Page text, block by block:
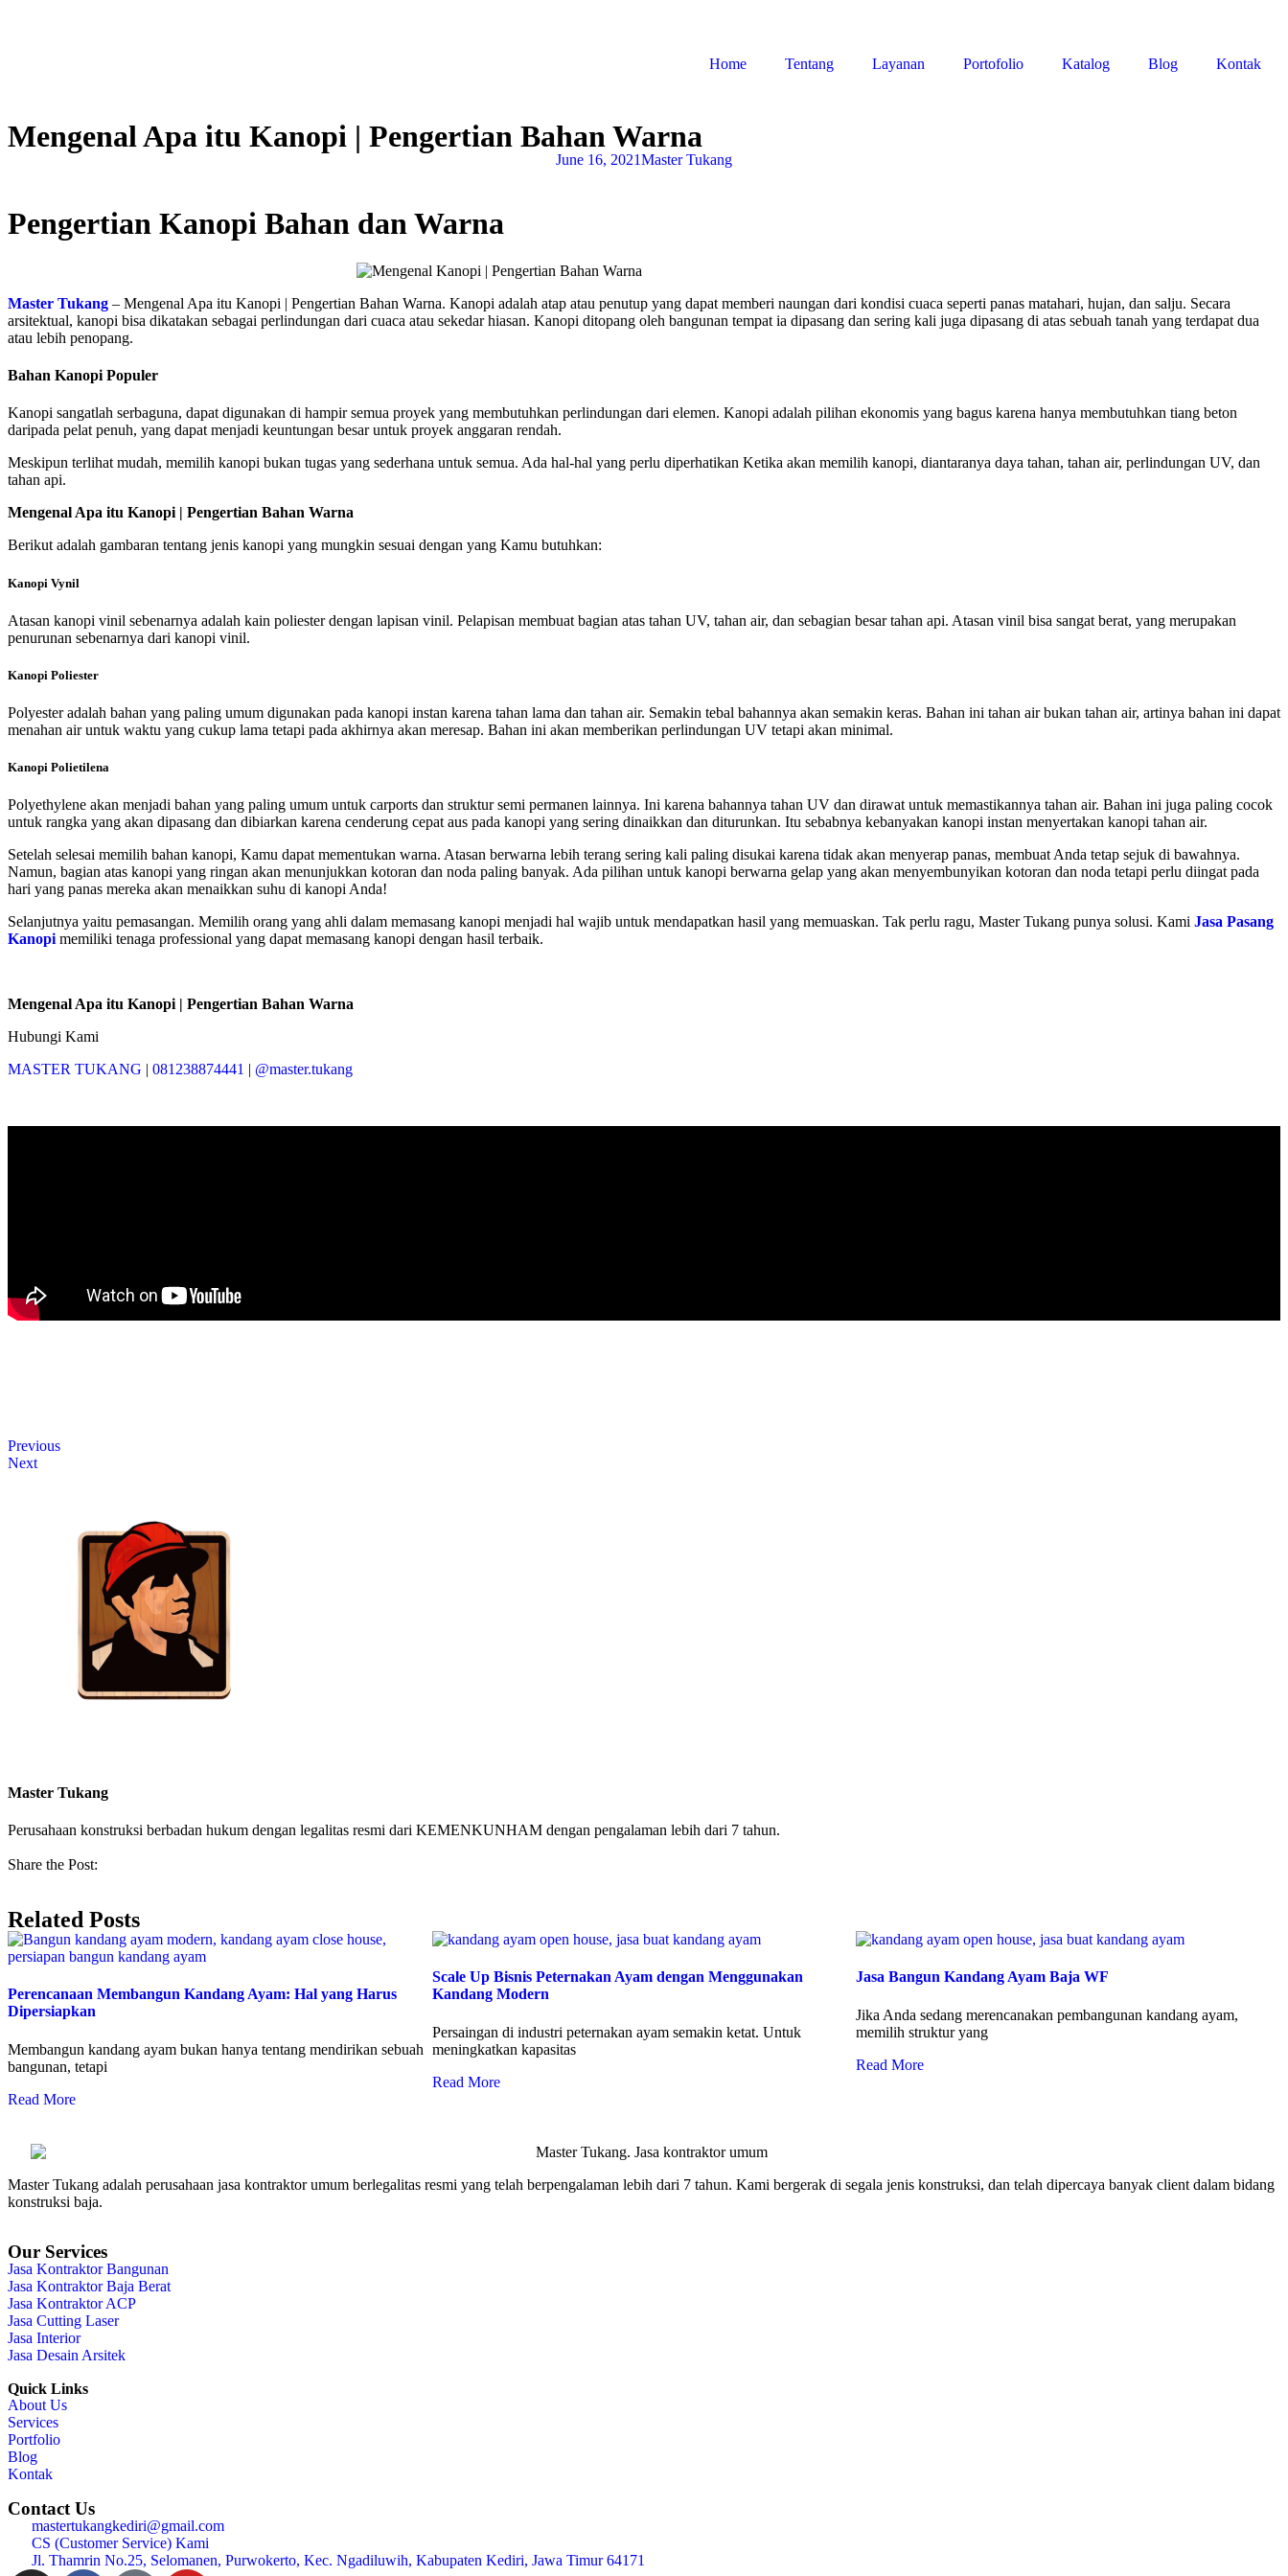
Home Tentang Layanan Portofolio Katalog Blog Kontak
Mengenal Apa itu Kanopi | Pengertian Bahan Warna
June 16, 2021Master Tukang
Pengertian Kanopi Bahan dan Warna
Master Tukang – Mengenal Apa itu Kanopi | Pengertian Bahan Warna. Kanopi adalah atap atau penutup yang dapat memberi naungan dari kondisi cuaca seperti panas matahari, hujan, dan salju. Secara
arsitektual, kanopi bisa dikatakan sebagai perlindungan dari cuaca atau sekedar hiasan. Kanopi ditopang oleh bangunan tempat ia dipasang dan sering kali juga dipasang di atas sebuah tanah yang terdapat dua
atau lebih penopang.
Bahan Kanopi Populer
Kanopi sangatlah serbaguna, dapat digunakan di hampir semua proyek yang membutuhkan perlindungan dari elemen. Kanopi adalah pilihan ekonomis yang bagus karena hanya membutuhkan tiang beton
daripada pelat penuh, yang dapat menjadi keuntungan besar untuk proyek anggaran rendah.
Meskipun terlihat mudah, memilih kanopi bukan tugas yang sederhana untuk semua. Ada hal-hal yang perlu diperhatikan Ketika akan memilih kanopi, diantaranya daya tahan, tahan air, perlindungan UV, dan
tahan api.
Mengenal Apa itu Kanopi | Pengertian Bahan Warna
Berikut adalah gambaran tentang jenis kanopi yang mungkin sesuai dengan yang Kamu butuhkan:
Kanopi Vynil
Atasan kanopi vinil sebenarnya adalah kain poliester dengan lapisan vinil. Pelapisan membuat bagian atas tahan UV, tahan air, dan sebagian besar tahan api. Atasan vinil bisa sangat berat, yang merupakan
penurunan sebenarnya dari kanopi vinil.
Kanopi Poliester
Polyester adalah bahan yang paling umum digunakan pada kanopi instan karena tahan lama dan tahan air. Semakin tebal bahannya akan semakin keras. Bahan ini tahan air bukan tahan air, artinya bahan ini dapat
menahan air untuk waktu yang cukup lama tetapi pada akhirnya akan meresap. Bahan ini akan memberikan perlindungan UV tetapi akan minimal.
Kanopi Polietilena
Polyethylene akan menjadi bahan yang paling umum untuk carports dan struktur semi permanen lainnya. Ini karena bahannya tahan UV dan dirawat untuk memastikannya tahan air. Bahan ini juga paling cocok
untuk rangka yang akan dipasang dan dibiarkan karena cenderung cepat aus pada kanopi yang sering dinaikkan dan diturunkan. Itu sebabnya kebanyakan kanopi instan menyertakan kanopi tahan air.
Setelah selesai memilih bahan kanopi, Kamu dapat mementukan warna. Atasan berwarna lebih terang sering kali paling disukai karena tidak akan menyerap panas, membuat Anda tetap sejuk di bawahnya.
Namun, bagian atas kanopi yang ringan akan menunjukkan kotoran dan noda paling banyak. Ada pilihan untuk kanopi berwarna gelap yang akan menyembunyikan kotoran dan noda tetapi perlu diingat pada
hari yang panas mereka akan menaikkan suhu di kanopi Anda!
Selanjutnya yaitu pemasangan. Memilih orang yang ahli dalam memasang kanopi menjadi hal wajib untuk mendapatkan hasil yang memuaskan. Tak perlu ragu, Master Tukang punya solusi. Kami Jasa Pasang
Kanopimemiliki tenaga professional yang dapat memasang kanopi dengan hasil terbaik.
Mengenal Apa itu Kanopi | Pengertian Bahan Warna
Hubungi Kami
MASTER TUKANG | 081238874441 | @master.tukang
Previous
Next
Master Tukang
Perusahaan konstruksi berbadan hukum dengan legalitas resmi dari KEMENKUNHAM dengan pengalaman lebih dari 7 tahun.
Share the Post:
Related Posts
Perencanaan Membangun Kandang Ayam: Hal yang Harus
Dipersiapkan
Membangun kandang ayam bukan hanya tentang mendirikan sebuah
bangunan, tetapi
Read More
Scale Up Bisnis Peternakan Ayam dengan Menggunakan
Kandang Modern
Persaingan di industri peternakan ayam semakin ketat. Untuk
meningkatkan kapasitas
Read More
Jasa Bangun Kandang Ayam Baja WF
Jika Anda sedang merencanakan pembangunan kandang ayam,
memilih struktur yang
Read More
Master Tukang adalah perusahaan jasa kontraktor umum berlegalitas resmi yang telah berpengalaman lebih dari 7 tahun. Kami bergerak di segala jenis konstruksi, dan telah dipercaya banyak client dalam bidang
konstruksi baja.
Our Services
Jasa Kontraktor Bangunan
Jasa Kontraktor Baja Berat
Jasa Kontraktor ACP
Jasa Cutting Laser
Jasa Interior
Jasa Desain Arsitek
Quick Links
About Us
Services
Portfolio
Blog
Kontak
Contact Us
mastertukangkediri@gmail.com
CS (Customer Service) Kami
Jl. Thamrin No.25, Selomanen, Purwokerto, Kec. Ngadiluwih, Kabupaten Kediri, Jawa Timur 64171